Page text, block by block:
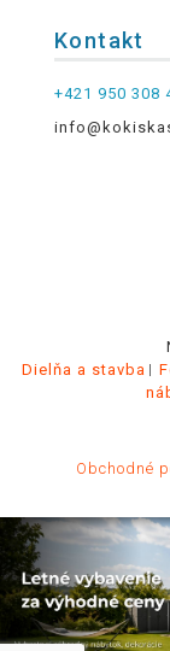
Kontakt
+421 950 308
Dielňa a stavba
Obchodné